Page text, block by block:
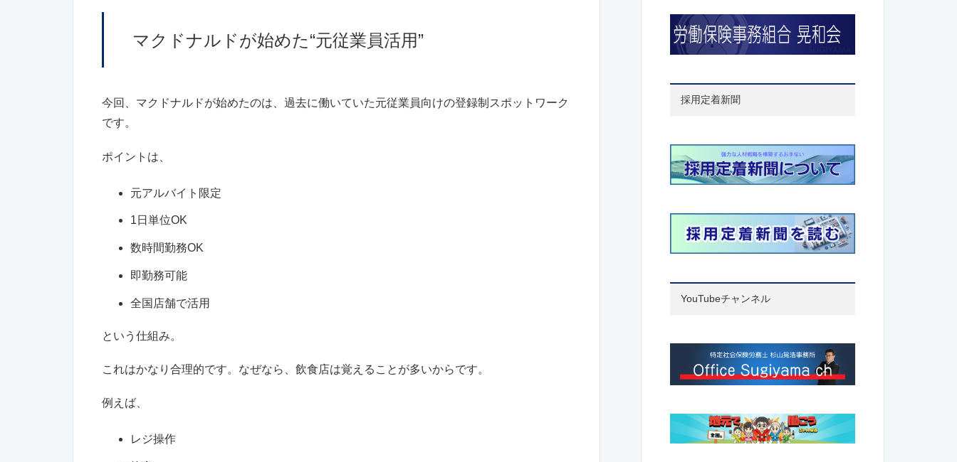
マクドナルドが始めた“元従業員活用”
今回、マクドナルドが始めたのは、過去に働いていた元従業員向けの登録制スポットワーク
です。
ポイントは、
元アルバイト限定
1日単位OK
数時間勤務OK
即勤務可能
全国店舗で活用
という仕組み。
これはかなり合理的です。なぜなら、飲食店は覚えることが多いからです。
例えば、
レジ操作
採用定着新聞
YouTubeチャンネル